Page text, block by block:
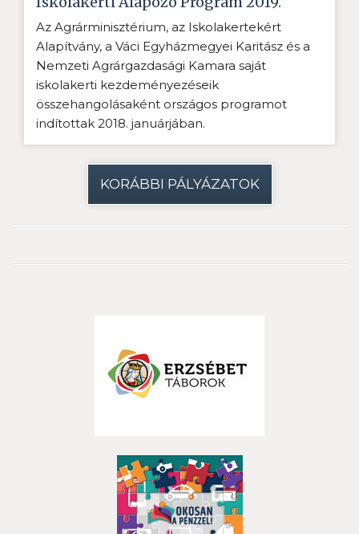
Az Agrárminisztérium, az Iskolakertekért
Alapítvány, a Váci Egyházmegyei Karitász és a
Nemzeti Agrárgazdasági Kamara saját
iskolakerti kezdeményezéseik
összehangolásaként országos programot
indítottak 2018. januárjában.
KORÁBBI PÁLYÁZATOK